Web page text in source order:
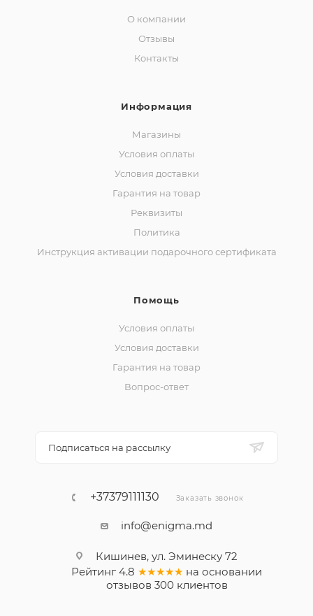
О компании
Отзывы
Контакты
Информация
Магазины
Условия оплаты
Условия доставки
Гарантия на товар
Реквизиты
Политика
Инструкция активации подарочного сертификата
Помощь
Условия оплаты
Условия доставки
Гарантия на товар
Вопрос-ответ
Подписаться на рассылку
+37379111130 Заказать звонок
info@enigma.md
Кишинев, ул. Эминеску 72
Рейтинг 4.8 ★★★★★ на основании
отзывов 300клиентов